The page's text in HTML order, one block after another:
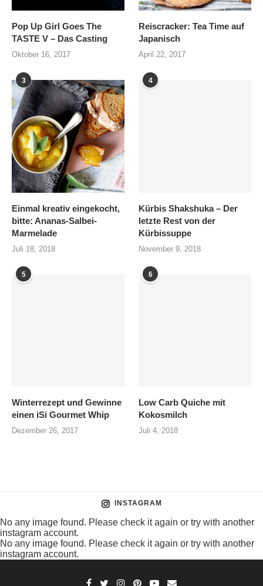
Pop Up Girl Goes The
TASTE V – Das Casting
Oktober 16, 2017
Reiscracker: Tea Time auf
Japanisch
April 22, 2017
3
Einmal kreativ eingekocht,
bitte: Ananas-Salbei-
Marmelade
Juli 18, 2018
4
Kürbis Shakshuka – Der
letzte Rest von der
Kürbissuppe
November 9, 2018
5
Winterrezept und Gewinne
einen iSi Gourmet Whip
Dezember 26, 2017
6
Low Carb Quiche mit
Kokosmilch
Juli 4, 2018
INSTAGRAM
No any image found. Please check it again or try with another
instagram account.
No any image found. Please check it again or try with another
instagram account.